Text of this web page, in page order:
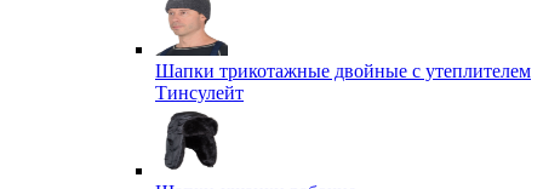
Шапки трикотажные двойные с утеплителем
Тинсулейт